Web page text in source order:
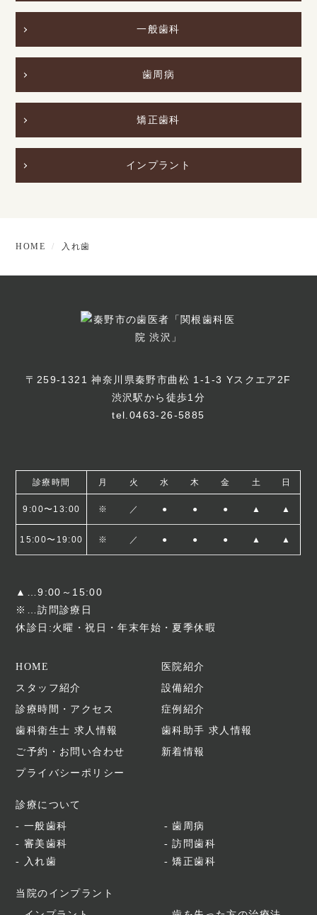
一般歯科
歯周病
矯正歯科
インプラント
HOME 入れ歯
〒259-1321 神奈川県秦野市曲松 1-1-3 Yスクエア2F
渋沢駅から徒歩1分
tel.0463-26-5885
診療時間 月 火 水 木 金 土 日
9:00〜13:00 ※ ／ ● ● ● ▲ ▲
15:00〜19:00 ※ ／ ● ● ● ▲ ▲
▲…9:00～15:00
※…訪問診療日
休診日:火曜・祝日・年末年始・夏季休暇
HOME
医院紹介
スタッフ紹介
設備紹介
診療時間・アクセス
症例紹介
歯科衛生士 求人情報
歯科助手 求人情報
ご予約・お問い合わせ
新着情報
プライバシーポリシー
診療について
一般歯科
歯周病
審美歯科
訪問歯科
入れ歯
矯正歯科
当院のインプラント